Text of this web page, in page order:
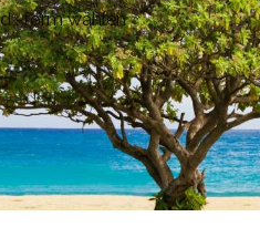
-form wählen